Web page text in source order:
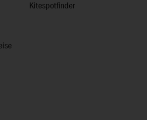
Kitespotfinder